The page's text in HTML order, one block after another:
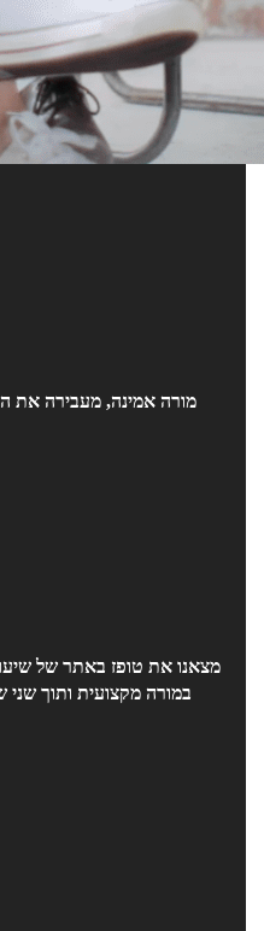
מורה אמינה, מעבירה את
מצאנו את טופז באתר של
במורה מקצועית ותוך שני